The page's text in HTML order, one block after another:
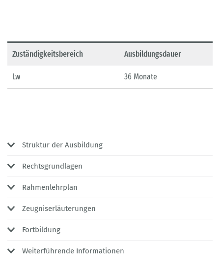
Zuständigkeitsbereich Ausbildungsdauer
Lw 36 Monate
Struktur der Ausbildung
Rechtsgrundlagen
Rahmenlehrplan
Zeugniserläuterungen
Fortbildung
Weiterführende Informationen